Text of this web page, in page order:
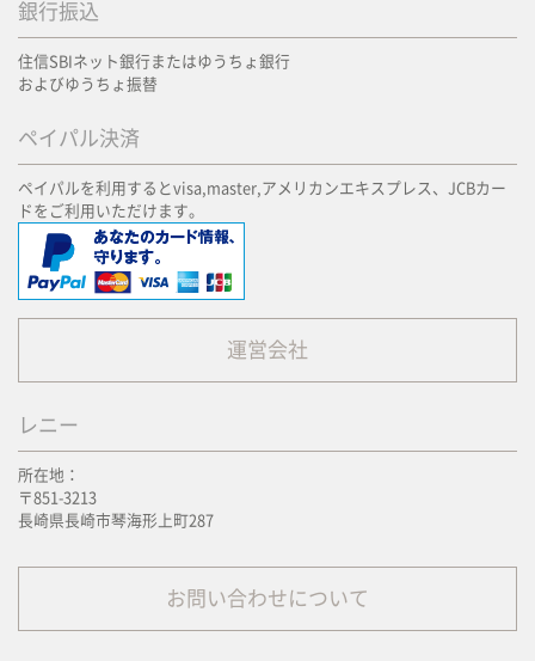
銀行振込
住信SBIネット銀行またはゆうちょ銀行
およびゆうちょ振替
ペイパル決済
ペイパルを利用するとvisa,master,アメリカンエキスプレス、JCBカー
ドをご利用いただけます。
運営会社
レニー
所在地：
〒851-3213
長崎県長崎市琴海形上町287
お問い合わせについて